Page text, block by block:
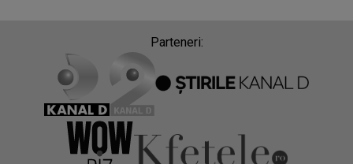
Parteneri: